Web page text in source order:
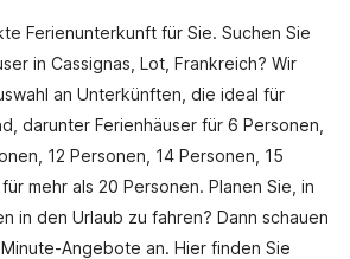
Ferienunterkunft für Sie. Suchen Sie
in Cassignas, Lot, Frankreich? Wir
an Unterkünften, die ideal für
darunter Ferienhäuser für 6 Personen,
12 Personen, 14 Personen, 15
mehr als 20 Personen. Planen Sie, in
in den Urlaub zu fahren? Dann schauen
Angebote an. Hier finden Sie